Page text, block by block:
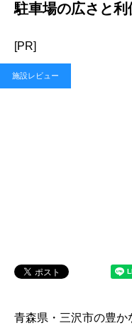
駐車場の広さと利
[PR]
施設レビュー
青森県・三沢市の豊